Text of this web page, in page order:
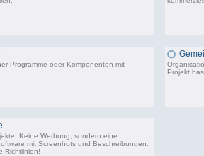
Programme oder Komponenten mit
Projekt
Keine Werbung, sondern eine
mit Screenhots und Beschreibungen.
Richtlinien!